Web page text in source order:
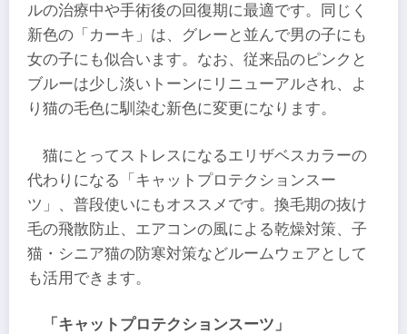
ルの治療中や手術後の回復期に最適です。同じく
新色の「カーキ」は、グレーと並んで男の子にも
女の子にも似合います。なお、従来品のピンクと
ブルーは少し淡いトーンにリニューアルされ、よ
り猫の毛色に馴染む新色に変更になります。
猫にとってストレスになるエリザベスカラーの
代わりになる「キャットプロテクションスー
ツ」、普段使いにもオススメです。換毛期の抜け
毛の飛散防止、エアコンの風による乾燥対策、子
猫・シニア猫の防寒対策などルームウェアとして
も活用できます。
「キャットプロテクションスーツ」